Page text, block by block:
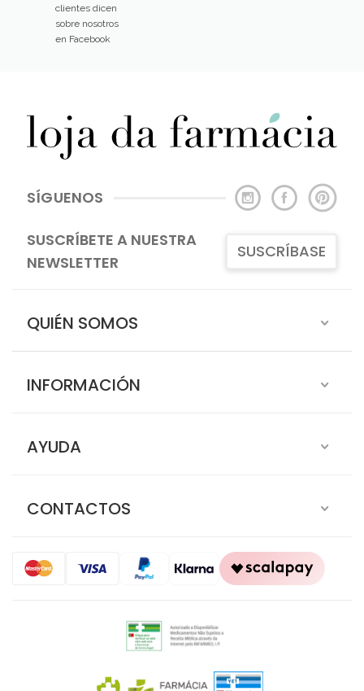
clientes dicen
sobre nosotros
en Facebook
SÍGUENOS
SUSCRÍBETE A NUESTRA
NEWSLETTER
SUSCRÍBASE
QUIÉN SOMOS
INFORMACIÓN
AYUDA
CONTACTOS